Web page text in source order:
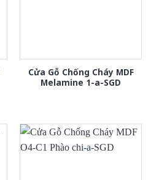
Cửa Gỗ Chống Cháy MDF
Melamine 1-a-SGD